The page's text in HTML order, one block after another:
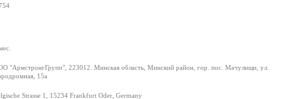
"АрмстронгГрупп", 223012. Минская область, Минский район, гор. пос. Мачулищи, ул.
15а
Strasse 1, 15234 Frankfurt Oder, Germany